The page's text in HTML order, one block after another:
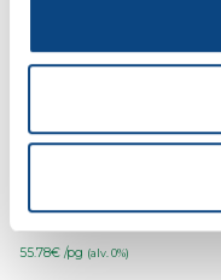
RUNKONAULA 34a
90×3,1 TS ks kampa
55.78€ /pg (alv. 0%)